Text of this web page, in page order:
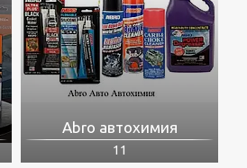
Abro автохимия
11